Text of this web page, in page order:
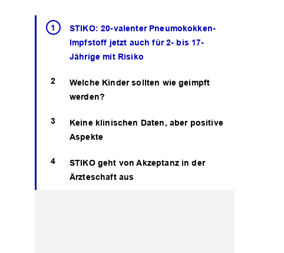
STIKO: 20-valenter Pneumokokken-
Impfstoff jetzt auch für 2- bis 17-
Jährige mit Risiko
Welche Kinder sollten wie geimpft
werden?
Keine klinischen Daten, aber positive
Aspekte
STIKO geht von Akzeptanz in der
Ärzteschaft aus